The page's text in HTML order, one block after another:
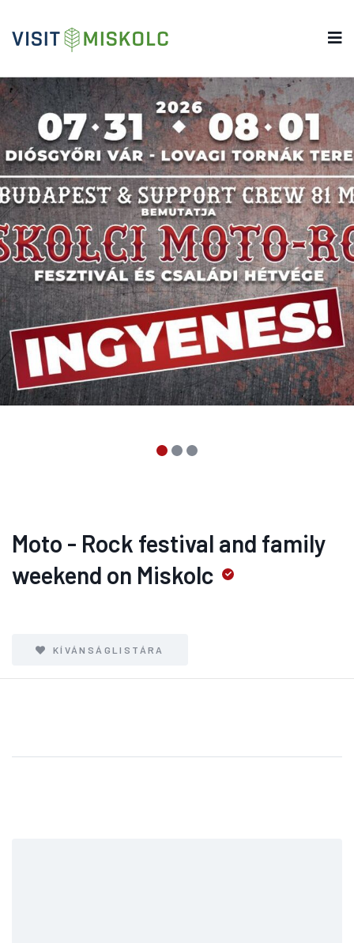
Moto - Rock festival and family
weekend on Miskolc
KÍVÁNSÁGLISTÁRA